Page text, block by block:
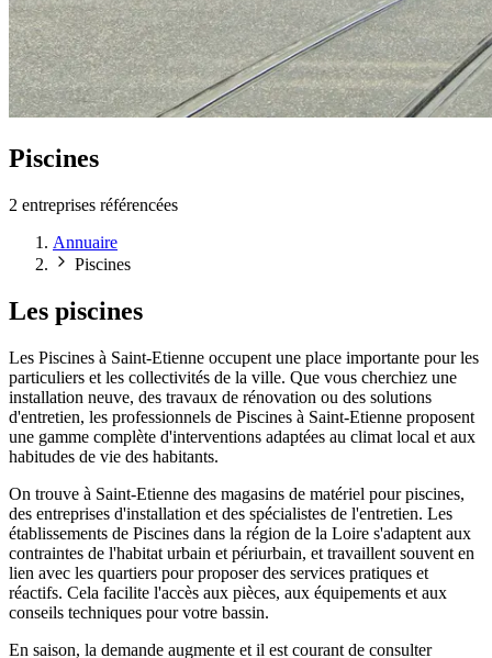
Piscines
2 entreprises référencées
Annuaire
Piscines
Les piscines
Les Piscines à Saint-Etienne occupent une place importante pour les
particuliers et les collectivités de la ville. Que vous cherchiez une
installation neuve, des travaux de rénovation ou des solutions
d'entretien, les professionnels de Piscines à Saint-Etienne proposent
une gamme complète d'interventions adaptées au climat local et aux
habitudes de vie des habitants.
On trouve à Saint-Etienne des magasins de matériel pour piscines,
des entreprises d'installation et des spécialistes de l'entretien. Les
établissements de Piscines dans la région de la Loire s'adaptent aux
contraintes de l'habitat urbain et périurbain, et travaillent souvent en
lien avec les quartiers pour proposer des services pratiques et
réactifs. Cela facilite l'accès aux pièces, aux équipements et aux
conseils techniques pour votre bassin.
En saison, la demande augmente et il est courant de consulter